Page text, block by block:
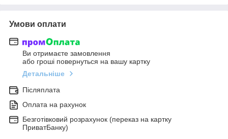
Умови оплати
Ви отримаєте замовлення
або гроші повернуться на вашу картку
Детальніше
Післяплата
Оплата на рахунок
Безготівковий розрахунок (переказ на картку
ПриватБанку)